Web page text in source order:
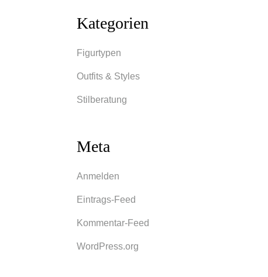
Kategorien
Figurtypen
Outfits & Styles
Stilberatung
Meta
Anmelden
Eintrags-Feed
Kommentar-Feed
WordPress.org